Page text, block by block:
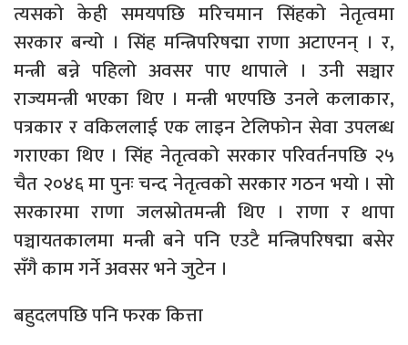
त्यसको केही समयपछि मरिचमान सिंहको नेतृत्वमा
सरकार बन्यो । सिंह मन्त्रिपरिषद्मा राणा अटाएनन् । र,
मन्त्री बन्ने पहिलो अवसर पाए थापाले । उनी सञ्चार
राज्यमन्त्री भएका थिए । मन्त्री भएपछि उनले कलाकार,
पत्रकार र वकिललाई एक लाइन टेलिफोन सेवा उपलब्ध
गराएका थिए । सिंह नेतृत्वको सरकार परिवर्तनपछि २५
चैत २०४६ मा पुनः चन्द नेतृत्वको सरकार गठन भयो । सो
सरकारमा राणा जलस्रोतमन्त्री थिए । राणा र थापा
पञ्चायतकालमा मन्त्री बने पनि एउटै मन्त्रिपरिषद्मा बसेर
सँगै काम गर्ने अवसर भने जुटेन ।
बहुदलपछि पनि फरक कित्ता